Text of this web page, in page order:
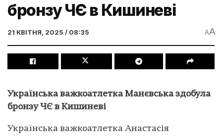
бронзу ЧЄ в Кишиневі
21 КВІТНЯ, 2025 / 08:35 AA
Українська важкоатлетка Манєвська здобула
бронзу ЧЄ в Кишиневі
Українська важкоатлетка Анастасія